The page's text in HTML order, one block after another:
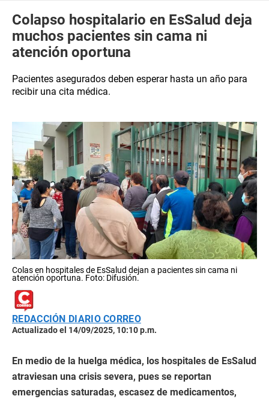
Colapso hospitalario en EsSalud deja
muchos pacientes sin cama ni
atención oportuna
Pacientes asegurados deben esperar hasta un año para
recibir una cita médica.
Colas en hospitales de EsSalud dejan a pacientes sin cama ni
atención oportuna. Foto: Difusión.
REDACCIÓN DIARIO CORREO
Actualizado el 14/09/2025, 10:10 p.m.
En medio de la huelga médica, los hospitales de EsSalud
atraviesan una crisis severa, pues se reportan
emergencias saturadas, escasez de medicamentos,